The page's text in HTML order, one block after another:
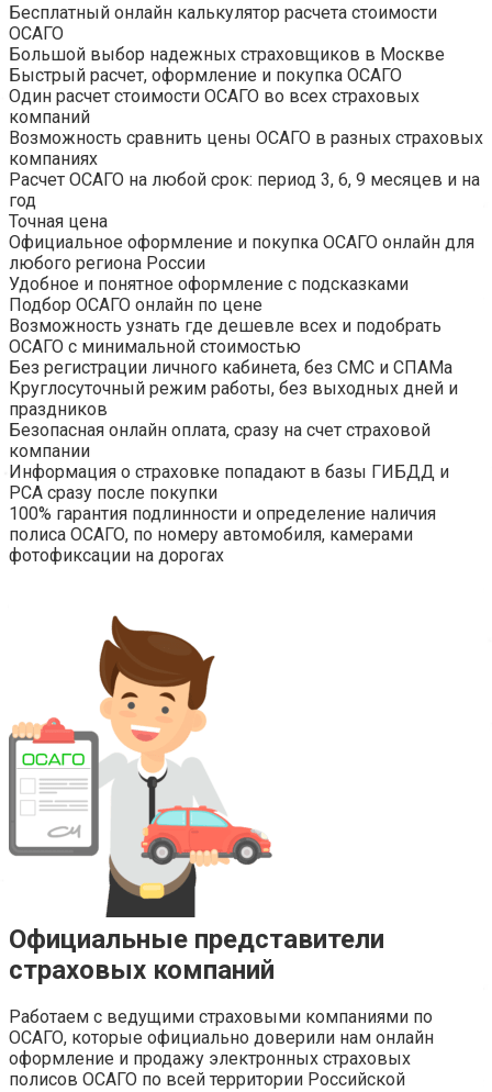
Бесплатный онлайн калькулятор расчета стоимости
ОСАГО
Большой выбор надежных страховщиков в Москве
Быстрый расчет, оформление и покупка ОСАГО
Один расчет стоимости ОСАГО во всех страховых
компаний
Возможность сравнить цены ОСАГО в разных страховых
компаниях
Расчет ОСАГО на любой срок: период 3, 6, 9 месяцев и на
год
Точная цена
Официальное оформление и покупка ОСАГО онлайн для
любого региона России
Удобное и понятное оформление с подсказками
Подбор ОСАГО онлайн по цене
Возможность узнать где дешевле всех и подобрать
ОСАГО с минимальной стоимостью
Без регистрации личного кабинета, без СМС и СПАМа
Круглосуточный режим работы, без выходных дней и
праздников
Безопасная онлайн оплата, сразу на счет страховой
компании
Информация о страховке попадают в базы ГИБДД и
РСА сразу после покупки
100% гарантия подлинности и определение наличия
полиса ОСАГО, по номеру автомобиля, камерами
фотофиксации на дорогах
Официальные представители
страховых компаний
Работаем с ведущими страховыми компаниями по
ОСАГО, которые официально доверили нам онлайн
оформление и продажу электронных страховых
полисов ОСАГО по всей территории Российской